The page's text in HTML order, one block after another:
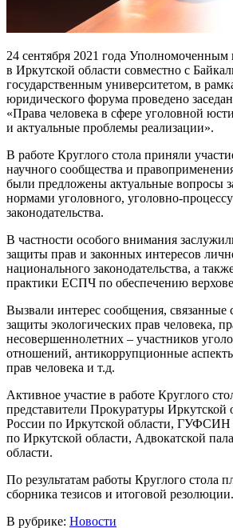
24 сентября 2021 года Уполномоченным
в Иркутской области совместно с
государственным университетом, в
юридического форума проведено
«Права человека в сфере уголовной
и актуальные проблемы реализации».
В работе Круглого стола приняли
научного сообщества и
были предложены актуальные вопросы
нормами уголовного, уголовно-
законодательства.
В частности особого внимания
защиты прав и законных интересов
национального законодательства, а
практики ЕСПЧ по обеспечению
Вызвали интерес сообщения, связанные
защиты экологических прав человека,
несовершеннолетних – участников
отношений, антикоррупционные
прав человека и т.д.
Активное участие в работе Круглого
представители Прокуратуры
России по Иркутской области, ГУФСИН
по Иркутской области, Адвокатской
области.
По результатам работы Круглого стола
сборника тезисов и итоговой резолюции.
В рубрике: Новости